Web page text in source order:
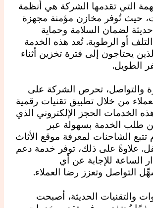
التي تقدمها الشركة هي أنظمة
حيث تُوفر مخازن مؤمنة مجهزة
لضمان السلامة وحماية
أو الرطوبة. تُعد هذه الخدمة
يحتاجون إلى فترة تخزين أثناء
الطويل.
والتواصل، تحرص الشركة على
من خلال تطبيق تقنيات رقمية
الخدمات الحجز الإلكتروني الذي
طلب الخدمة بسهولة عبر
تتبع الشاحنات لمعرفة موقع الأثاث
علاوةً على ذلك، توفر خدمة دعم
الساعة للإجابة عن أي
التواصل وتعزز رضا العملاء.
والتقنيات الحديثة، أصبحت